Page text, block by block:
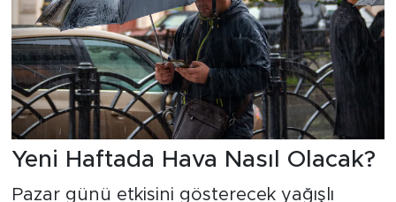
Yeni Haftada Hava Nasıl Olacak?
Pazar günü etkisini gösterecek yağışlı